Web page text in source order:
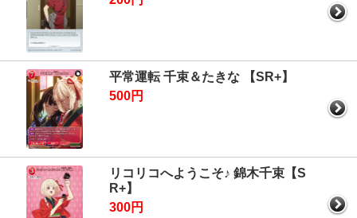
平常運転 千束＆たきな 【SR+】
500円
リコリコへようこそ♪ 錦木千束【S
R+】
300円